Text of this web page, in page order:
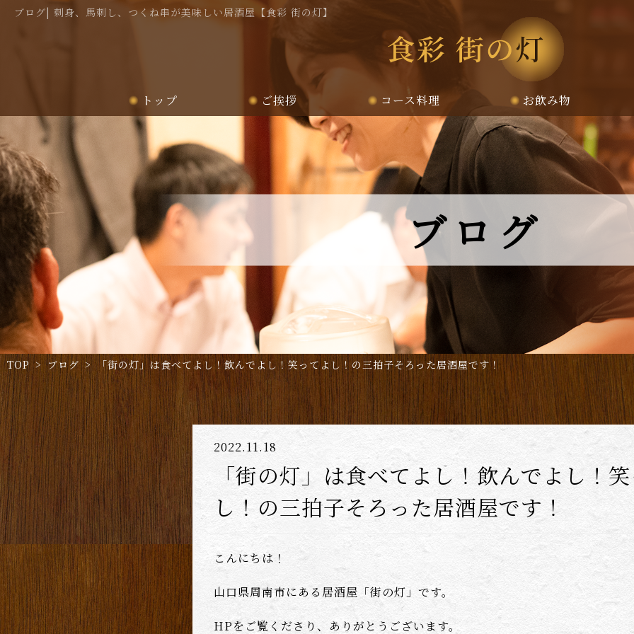
ブログ| 刺身、馬刺し、つくね串が美味しい居酒屋【食彩 街の灯】
トップ ご挨拶 コース料理 お飲み物
ブログ
TOP > ブログ > 「街の灯」は食べてよし！飲んでよし！笑ってよし！の三拍子そろった居酒屋です！
2022.11.18
「街の灯」は食べてよし！飲んでよし！
し！の三拍子そろった居酒屋です！
こんにちは！
山口県周南市にある居酒屋「街の灯」です。
HPをご覧くださり、ありがとうございます。